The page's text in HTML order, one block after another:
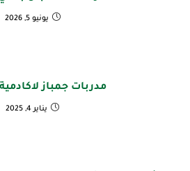
يونيو 5, 2026
مدربات جمباز
يناير 4, 2025